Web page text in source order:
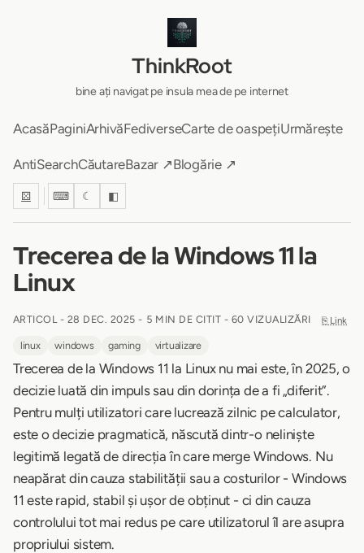
ThinkRoot
bine ați navigat pe insula mea de pe internet
AcasăPaginiArhivăFediverseCarte de oaspețiUrmărește
AntiSearchCăutareBazar ↗Blogărie ↗
⚄ ⌨ ☾ ◧
Trecerea de la Windows 11 la
Linux
ARTICOL - 28 DEC. 2025 - 5 MIN DE CITIT - 60 VIZUALIZĂRI ⎘ Link
linux windows gaming virtualizare
Trecerea de la Windows 11 la Linux nu mai este, în 2025, o
decizie luată din impuls sau din dorința de a fi „diferit”.
Pentru mulți utilizatori care lucrează zilnic pe calculator,
este o decizie pragmatică, născută dintr-o neliniște
legitimă legată de direcția în care merge Windows. Nu
neapărat din cauza stabilității sau a costurilor - Windows
11 este rapid, stabil și ușor de obținut - ci din cauza
controlului tot mai redus pe care utilizatorul îl are asupra
propriului sistem.